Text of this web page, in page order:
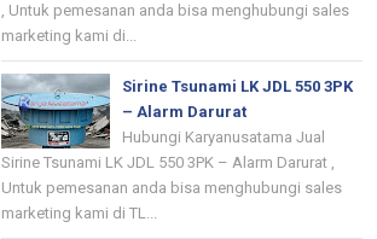
, Untuk pemesanan anda bisa menghubungi sales
marketing kami di...
Sirine Tsunami LK JDL 550 3PK
– Alarm Darurat
Hubungi Karyanusatama Jual
Sirine Tsunami LK JDL 550 3PK – Alarm Darurat ,
Untuk pemesanan anda bisa menghubungi sales
marketing kami di TL...